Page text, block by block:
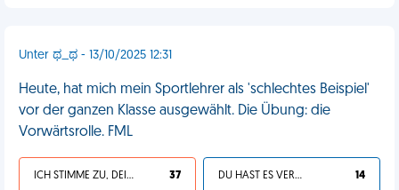
Unter ಥ_ಥ - 13/10/2025 12:31
Heute, hat mich mein Sportlehrer als 'schlechtes Beispiel'
vor der ganzen Klasse ausgewählt. Die Übung: die
Vorwärtsrolle. FML
ICH STIMME ZU, DEIN LEBEN IST SCHEISSE 37 DU HAST ES VERDIENT 14